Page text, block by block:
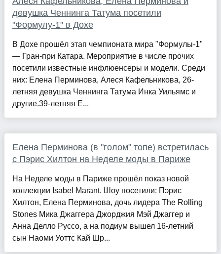
девушка Ченнинга Татума посетили
"Формулу-1" в Дохе
В Дохе прошёл этап чемпионата мира "Формулы-1"
— Гран-при Катара. Мероприятие в числе прочих
посетили известные инфлюенсеры и модели. Среди
них: Елена Перминова, Алеся Кафельникова, 26-
летняя девушка Ченнинга Татума Инка Уильямс и
другие.39-летняя Е...
Елена Перминова (в "голом" топе) встретилась
с Пэрис Хилтон на Неделе моды в Париже
На Неделе моды в Париже прошёл показ новой
коллекции Isabel Marant. Шоу посетили: Пэрис
Хилтон, Елена Перминова, дочь лидера The Rolling
Stones Мика Джаггера Джорджия Мэй Джаггер и
Анна Делло Руссо, а на подиум вышел 16-летний
сын Наоми Уоттс Кай Шр...